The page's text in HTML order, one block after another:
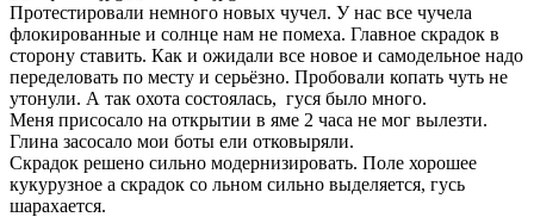
Протестировали немного новых чучел. У нас все чучела
флокированные и солнце нам не помеха. Главное скрадок в
сторону ставить. Как и ожидали все новое и самодельное надо
переделовать по месту и серьёзно. Пробовали копать чуть не
утонули. А так охота состоялась, гуся было много.
Меня присосало на открытии в яме 2 часа не мог вылезти.
Глина засосало мои боты ели отковыряли.
Скрадок решено сильно модернизировать. Поле хорошее
кукурузное а скрадок со льном сильно выделяется, гусь
шарахается.